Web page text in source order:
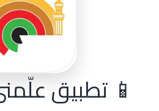
📱 تطبيق